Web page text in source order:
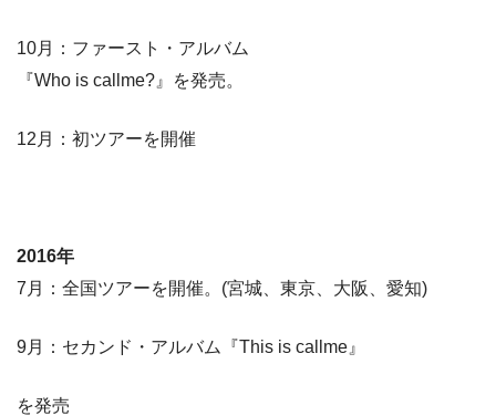
10月：ファースト・アルバム
『Who is callme?』を発売。
12月：初ツアーを開催
2016年
7月：全国ツアーを開催。(宮城、東京、大阪、愛知)
9月：セカンド・アルバム『This is callme』
を発売